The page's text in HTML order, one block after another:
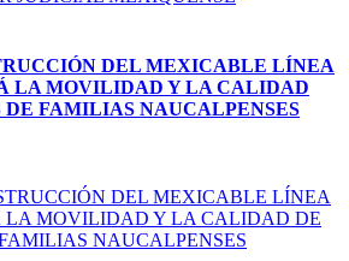
DEL MEXICABLE LÍNEA
LA MOVILIDAD Y LA CALIDAD
FAMILIAS NAUCALPENSES